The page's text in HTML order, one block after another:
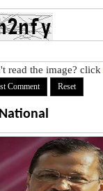
read the image?
National